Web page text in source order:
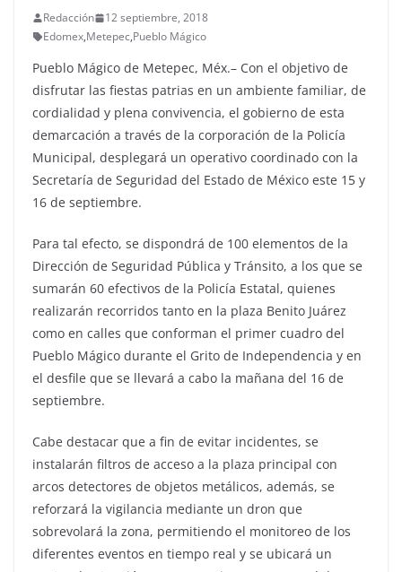
Redacción
12 septiembre, 2018
Edomex,Metepec,Pueblo Mágico
Pueblo Mágico de Metepec, Méx.– Con el objetivo de
disfrutar las fiestas patrias en un ambiente familiar, de
cordialidad y plena convivencia, el gobierno de esta
demarcación a través de la corporación de la Policía
Municipal, desplegará un operativo coordinado con la
Secretaría de Seguridad del Estado de México este 15 y
16 de septiembre.
Para tal efecto, se dispondrá de 100 elementos de la
Dirección de Seguridad Pública y Tránsito, a los que se
sumarán 60 efectivos de la Policía Estatal, quienes
realizarán recorridos tanto en la plaza Benito Juárez
como en calles que conforman el primer cuadro del
Pueblo Mágico durante el Grito de Independencia y en
el desfile que se llevará a cabo la mañana del 16 de
septiembre.
Cabe destacar que a fin de evitar incidentes, se
instalarán filtros de acceso a la plaza principal con
arcos detectores de objetos metálicos, además, se
reforzará la vigilancia mediante un dron que
sobrevolará la zona, permitiendo el monitoreo de los
diferentes eventos en tiempo real y se ubicará un